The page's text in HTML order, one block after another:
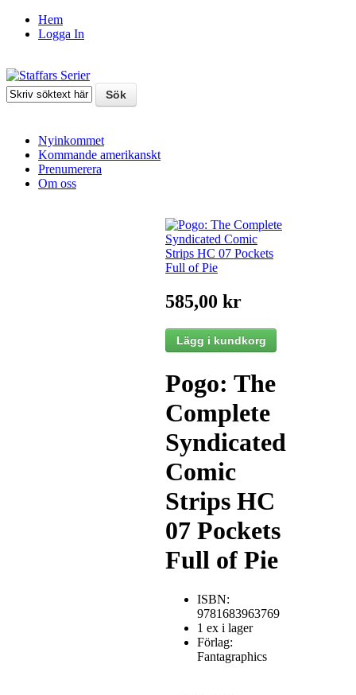
Hem
Logga In
Nyinkommet
Kommande amerikanskt
Prenumerera
Om oss
585,00 kr
Pogo: The
Complete
Syndicated
Comic
Strips HC
07 Pockets
Full of Pie
ISBN:
9781683963769
1 ex i lager
Förlag:
Fantagraphics